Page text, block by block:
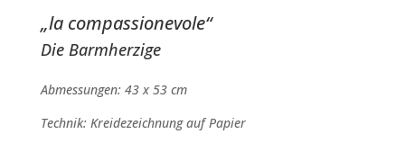
„la compassionevole“
Die Barmherzige
Abmessungen: 43 x 53 cm
Technik: Kreidezeichnung auf Papier